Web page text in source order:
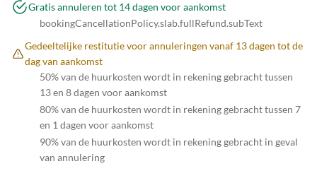
Gratis annuleren tot 14 dagen voor aankomst
bookingCancellationPolicy.slab.fullRefund.subText
Gedeeltelijke restitutie voor annuleringen vanaf 13 dagen tot de
dag van aankomst
50% van de huurkosten wordt in rekening gebracht tussen
13 en 8 dagen voor aankomst
80% van de huurkosten wordt in rekening gebracht tussen 7
en 1 dagen voor aankomst
90% van de huurkosten wordt in rekening gebracht in geval
van annulering